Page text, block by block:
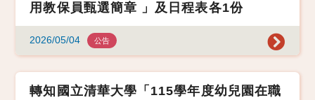
用教保員甄選簡章 」及日程表各1份
2026/05/04 公告
轉知國立清華大學「115學年度幼兒園在職